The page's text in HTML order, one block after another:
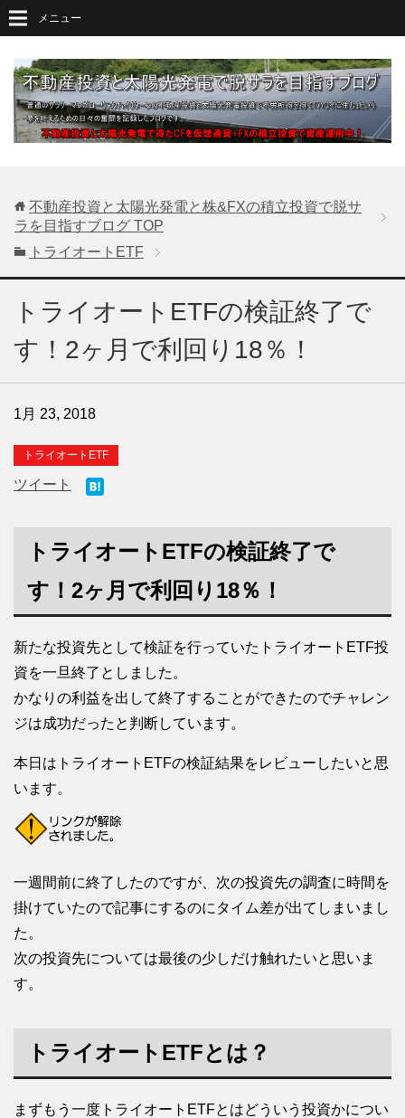
メニュー
不動産投資と太陽光発電と株&FXの積立投資で脱サ
ラを目指すブログ TOP
トライオートETF
トライオートETFの検証終了で
す！2ヶ月で利回り18％！
1月 23, 2018
トライオートETF
ツイート
トライオートETFの検証終了で
す！2ヶ月で利回り18％！
新たな投資先として検証を行っていたトライオートETF投
資を一旦終了としました。
かなりの利益を出して終了することができたのでチャレン
ジは成功だったと判断しています。
本日はトライオートETFの検証結果をレビューしたいと思
います。
一週間前に終了したのですが、次の投資先の調査に時間を
掛けていたので記事にするのにタイム差が出てしまいまし
た。
次の投資先については最後の少しだけ触れたいと思いま
す。
トライオートETFとは？
まずもう一度トライオートETFとはどういう投資かについ